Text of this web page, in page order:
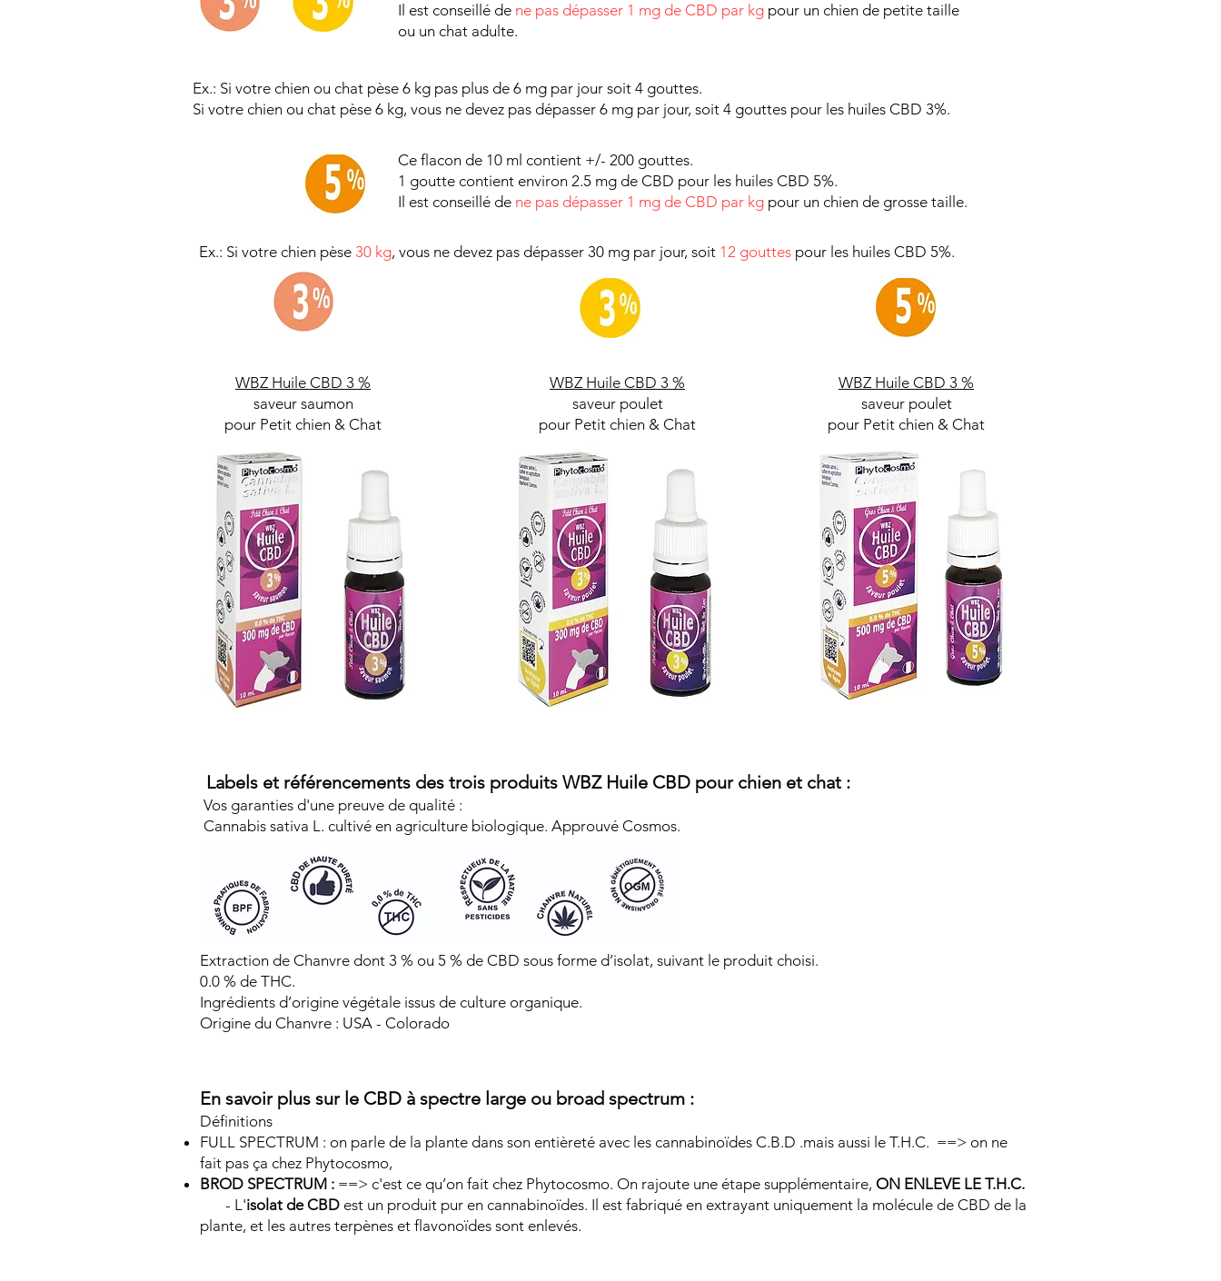
Il est conseillé de ne pas dépasser 1 mg de CBD par kg pour un chien de petite taille
ou un chat adulte.
Ex.: Si votre chien ou chat pèse 6 kg pas plus de 6 mg par jour soit 4 gouttes.
Si votre chien ou chat pèse 6 kg, vous ne devez pas dépasser 6 mg par jour, soit 4 gouttes pour les huiles CBD 3%.
Ce flacon de 10 ml contient +/- 200 gouttes.
1 goutte contient environ 2.5 mg de CBD pour les huiles CBD 5%.
Il est conseillé de ne pas dépasser 1 mg de CBD par kg pour un chien de grosse taille.
Ex.: Si votre chien pèse 30 kg, vous ne devez pas dépasser 30 mg par jour, soit 12 gouttes pour les huiles CBD 5%.
WBZ Huile CBD 3 %
saveur saumon
pour Petit chien & Chat
WBZ Huile CBD 3 %
saveur poulet
pour Petit chien & Chat
WBZ Huile CBD 3 %
saveur poulet
pour Petit chien & Chat
Labels et référencements des trois produits WBZ Huile CBD pour chien et chat :
Vos garanties d'une preuve de qualité :
Cannabis sativa L. cultivé en agriculture biologique. Approuvé Cosmos.
Extraction de Chanvre dont 3 % ou 5 % de CBD sous forme d’isolat, suivant le produit choisi.
0.0 % de THC.
Ingrédients d’origine végétale issus de culture organique.
Origine du Chanvre : USA - Colorado
En savoir plus sur le CBD à spectre large ou broad spectrum :
Définitions​
FULL SPECTRUM : on parle de la plante dans son entièreté avec les cannabinoïdes C.B.D .mais aussi le T.H.C. ==> on ne
fait pas ça chez Phytocosmo,
BROD SPECTRUM : ==> c'est ce qu’on fait chez Phytocosmo. On rajoute une étape supplémentaire, ON ENLEVE LE T.H.C.
- L'isolat de CBD est un produit pur en cannabinoïdes. Il est fabriqué en extrayant uniquement la molécule de CBD de la
plante, et les autres terpènes et flavonoïdes sont enlevés.